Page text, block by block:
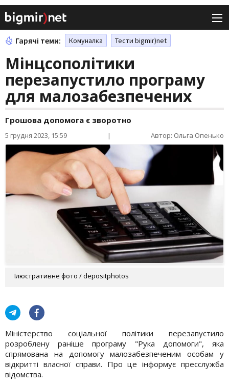
Гарячі теми: Комуналка Тести bigmir)net
Мінцсополітики
перезапустило програму
для малозабезпечених
Грошова допомога є зворотно
5 грудня 2023, 15:59 | Автор: Ольга Опенько
Ілюстративне фото / depositphotos
Міністерство соціальної політики перезапустило
розроблену раніше програму "Рука допомоги", яка
спрямована на допомогу малозабезпеченим особам у
відкритті власної справи. Про це інформує пресслужба
відомства.